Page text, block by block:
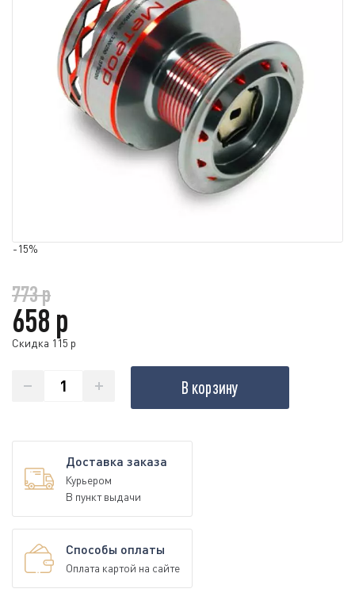
-15%
773 р
658 р
Скидка 115 р
В корзину
Доставка заказа
Курьером
В пункт выдачи
Способы оплаты
Оплата картой на сайте